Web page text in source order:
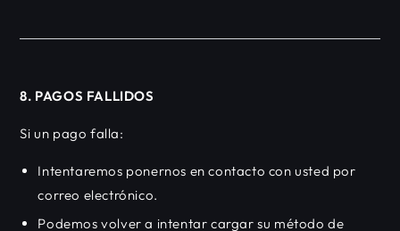
8. PAGOS FALLIDOS
Si un pago falla:
Intentaremos ponernos en contacto con usted por
correo electrónico.
Podemos volver a intentar cargar su método de